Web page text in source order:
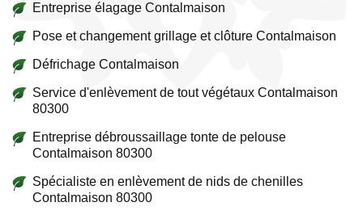
Entreprise élagage Contalmaison
Pose et changement grillage et clôture Contalmaison
Défrichage Contalmaison
Service d'enlèvement de tout végétaux Contalmaison
80300
Entreprise débroussaillage tonte de pelouse
Contalmaison 80300
Spécialiste en enlèvement de nids de chenilles
Contalmaison 80300